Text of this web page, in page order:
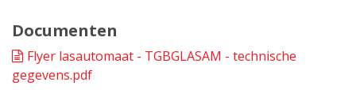
Documenten
Flyer lasautomaat - TGBGLASAM - technische
gegevens.pdf